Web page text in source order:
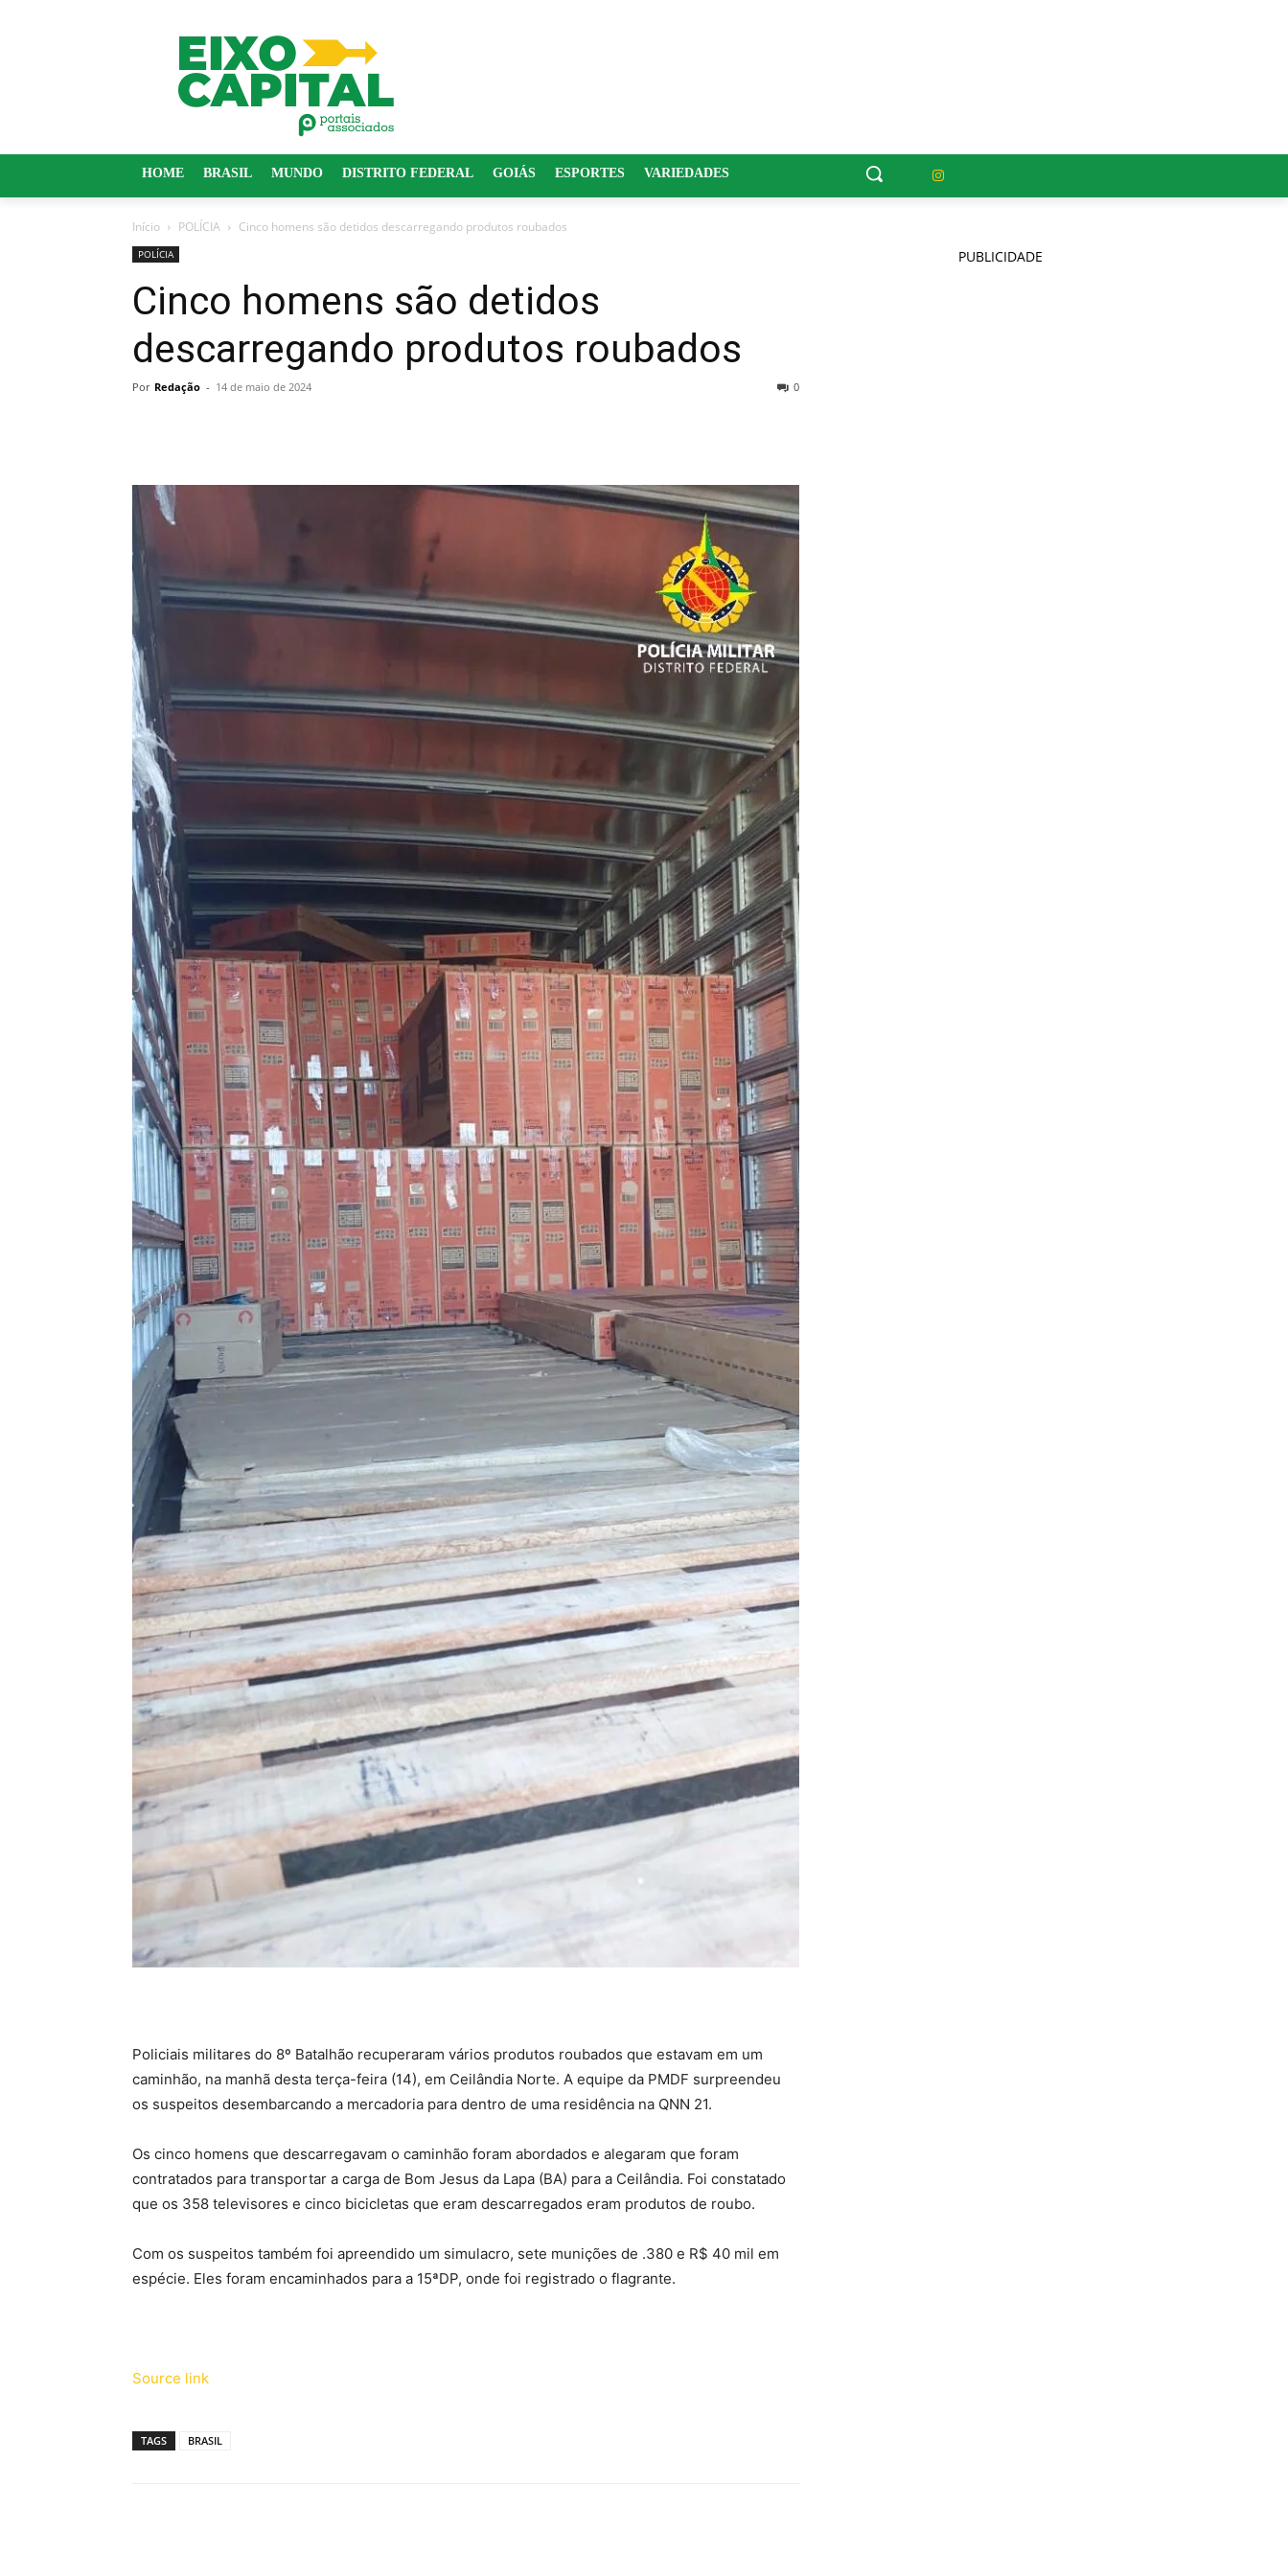
HOME BRASIL MUNDO DISTRITO FEDERAL GOIÁS ESPORTES VARIEDADES
Início POLÍCIA Cinco homens são detidos descarregando produtos roubados
POLÍCIA
Cinco homens são detidos
descarregando produtos roubados
Por Redação - 14 de maio de 2024 0
Policiais militares do 8º Batalhão recuperaram vários produtos roubados que estavam em um
caminhão, na manhã desta terça-feira (14), em Ceilândia Norte. A equipe da PMDF surpreendeu
os suspeitos desembarcando a mercadoria para dentro de uma residência na QNN 21.
Os cinco homens que descarregavam o caminhão foram abordados e alegaram que foram
contratados para transportar a carga de Bom Jesus da Lapa (BA) para a Ceilândia. Foi constatado
que os 358 televisores e cinco bicicletas que eram descarregados eram produtos de roubo.
Com os suspeitos também foi apreendido um simulacro, sete munições de .380 e R$ 40 mil em
espécie. Eles foram encaminhados para a 15ªDP, onde foi registrado o flagrante.
Source link
TAGS BRASIL
PUBLICIDADE